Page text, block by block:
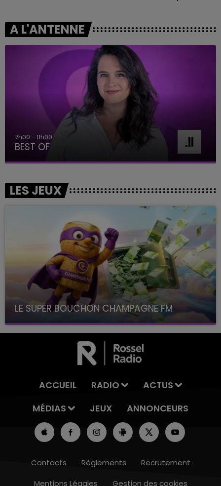
A L'ANTENNE
11h00 - 16h00
Le week-end Champagne FM
LES JEUX
LE SUPER BOUCHON CHAMPAGNE FM
avec La Famille Champagne FM, à 8H10
ACCUEIL RADIO
ACTUS
MÉDIAS
JEUX ANNONCEURS
Contacts Règlements
Recrutement
Mentions Légales
Gestion des cookies